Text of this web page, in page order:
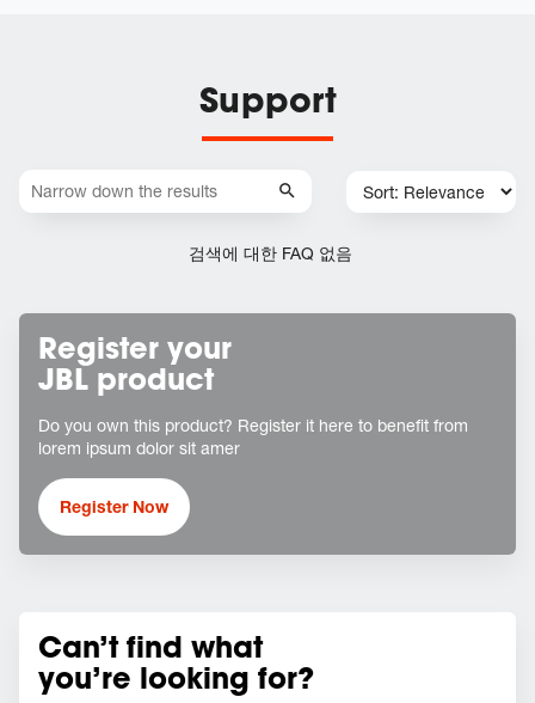
Support
검색에 대한 FAQ 없음
Register your
JBL product
Do you own this product? Register it here to benefit from
lorem ipsum dolor sit amer
Register Now
Can’t find what
you’re looking for?